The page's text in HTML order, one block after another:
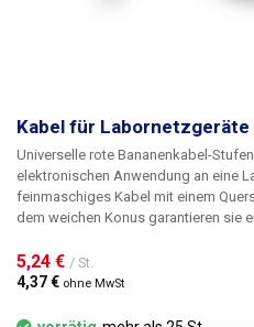
Kabel für
Universelle rote Bananenkabel-
elektronischen Anwendung an eine
feinmaschiges Kabel mit einem
dem weichen Konus garantieren sie
Kabel mit Bananen ineinander
Stromkreis zu bilden. Erhältlich in
5,24 € / St.
4,37 € ohne MwSt